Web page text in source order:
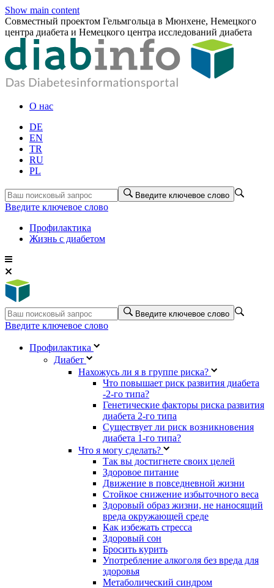
Show main content
Совместный проектом Гельмгольца в Мюнхене, Немецкого
центра диабета и Немецкого центра исследований диабета
О нас
DE
EN
TR
RU
PL
Введите ключевое слово
Введите ключевое слово
Профилактика
Жизнь с диабетом
Введите ключевое слово
Введите ключевое слово
Профилактика
Диабет
Нахожусь ли я в группе риска?
Что повышает риск развития диабета
-2-го типа?
Генетические факторы риска развития
диабета 2-го типа
Существует ли риск возникновения
диабета 1-го типа?
Что я могу сделать?
Так вы достигнете своих целей
Здоровое питание
Движение в повседневной жизни
Стойкое снижение избыточного веса
Здоровый образ жизни, не наносящий
вреда окружающей среде
Как избежать стресса
Здоровый сон
Бросить курить
Употребление алкоголя без вреда для
здоровья
Метаболический синдром